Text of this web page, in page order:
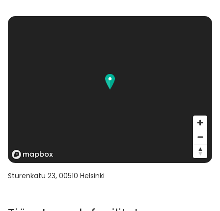
kenellä on teidän porukan vakain käsi ja viileimmät
Sturenkatu 23, 00510 Helsinki